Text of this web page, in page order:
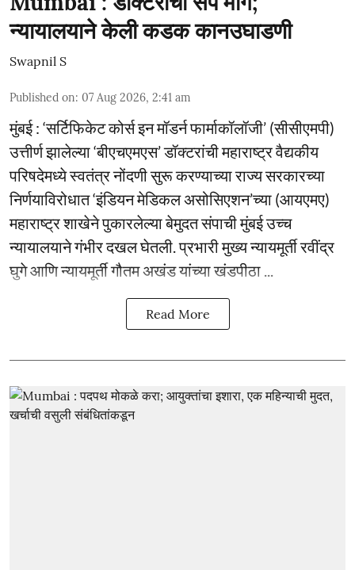
न्यायालयाने केली कडक कानउघाडणी
Swapnil S
Published on: 07 Aug 2026, 2:41 am
मुंबई : ‘सर्टिफिकेट कोर्स इन मॉडर्न फार्माकॉलॉजी’ (सीसीएमपी)
उत्तीर्ण झालेल्या ‘बीएचएमएस’ डॉक्टरांची महाराष्ट्र वैद्यकीय
परिषदेमध्ये स्वतंत्र नोंदणी सुरू करण्याच्या राज्य सरकारच्या
निर्णयाविरोधात ‘इंडियन मेडिकल असोसिएशन’च्या (आयएमए)
महाराष्ट्र शाखेने पुकारलेल्या बेमुदत संपाची मुंबई उच्च
न्यायालयाने गंभीर दखल घेतली. प्रभारी मुख्य न्यायमूर्ती रवींद्र
घुगे आणि न्यायमूर्ती गौतम अखंड यांच्या खंडपीठा ...
Read More